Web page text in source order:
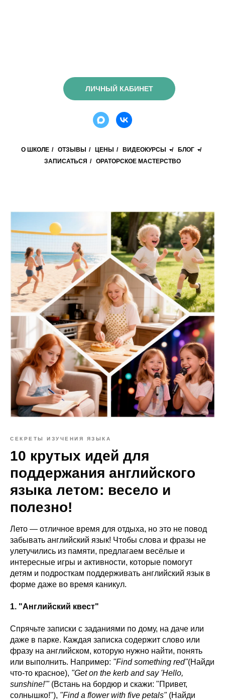
О ШКОЛЕ / ОТЗЫВЫ / ЦЕНЫ / ВИДЕОКУРСЫ / БЛОГ
/
ЗАПИСАТЬСЯ / ОРАТОРСКОЕ МАСТЕРСТВО
СЕКРЕТЫ ИЗУЧЕНИЯ ЯЗЫКА
10 крутых идей для
поддержания английского
языка летом: весело и
полезно!
Лето — отличное время для отдыха, но это не повод
забывать английский язык! Чтобы слова и фразы не
улетучились из памяти, предлагаем весёлые и
интересные игры и активности, которые помогут
детям и подросткам поддерживать английский язык в
форме даже во время каникул.
1. "Английский квест"
Спрячьте записки с заданиями по дому, на даче или
даже в парке. Каждая записка содержит слово или
фразу на английском, которую нужно найти, понять
или выполнить. Например: "Find something red"(Найди
что-то красное), "Get on the kerb and say 'Hello,
sunshine!'"(Встань на бордюр и скажи: "Привет,
солнышко!"), "Find a flower with five petals"(Найди